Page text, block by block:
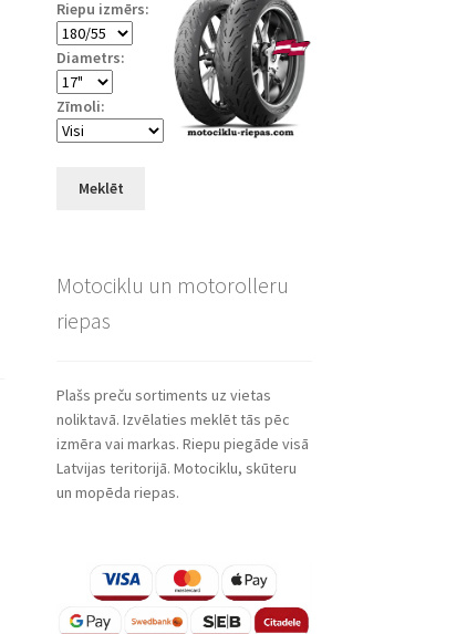
Riepu izmērs:
Diametrs:
Zīmoli:
Meklēt
Motociklu un motorolleru
riepas
Plašs preču sortiments uz vietas
noliktavā. Izvēlaties meklēt tās pēc
izmēra vai markas. Riepu piegāde visā
Latvijas teritorijā. Motociklu, skūteru
un mopēda riepas.